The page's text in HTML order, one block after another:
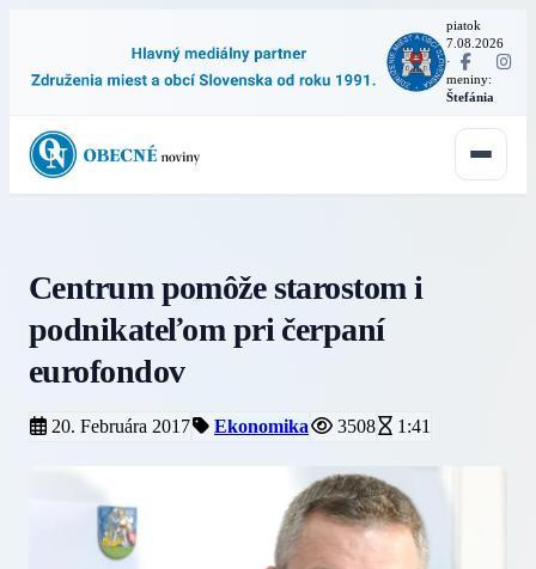
piatok
7.08.2026
·
meniny:
Štefánia
Centrum pomôže starostom i
podnikateľom pri čerpaní
eurofondov
20. Februára 2017 Ekonomika 3508 1:41